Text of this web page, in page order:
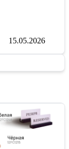
15.05.2026